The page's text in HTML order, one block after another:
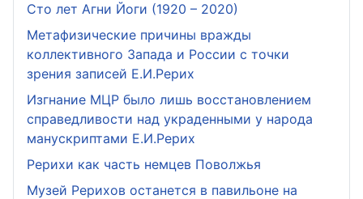
Сто лет Агни Йоги (1920 – 2020)
Метафизические причины вражды
коллективного Запада и России с точки
зрения записей Е.И.Рерих
Изгнание МЦР было лишь восстановлением
справедливости над украденными у народа
манускриптами Е.И.Рерих
Рерихи как часть немцев Поволжья
Музей Рерихов останется в павильоне на